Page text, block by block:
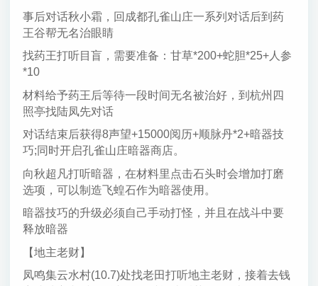
事后对话秋小霜，回成都孔雀山庄一系列对话后到药
王谷帮无名治眼睛
找药王打听目盲，需要准备：甘草*200+蛇胆*25+人参
*10
材料给予药王后等待一段时间无名被治好，到杭州四
照亭找陆凤先对话
对话结束后获得8声望+15000阅历+顺脉丹*2+暗器技
巧;同时开启孔雀山庄暗器商店。
向秋超凡打听暗器，在材料里点击石头时会增加打磨
选项，可以制造飞蝗石作为暗器使用。
暗器技巧的升级必须自己手动打怪，并且在战斗中要
释放暗器
【地主老财】
凤鸣集云水村(10.7)处找老田打听地主老财，接着去钱